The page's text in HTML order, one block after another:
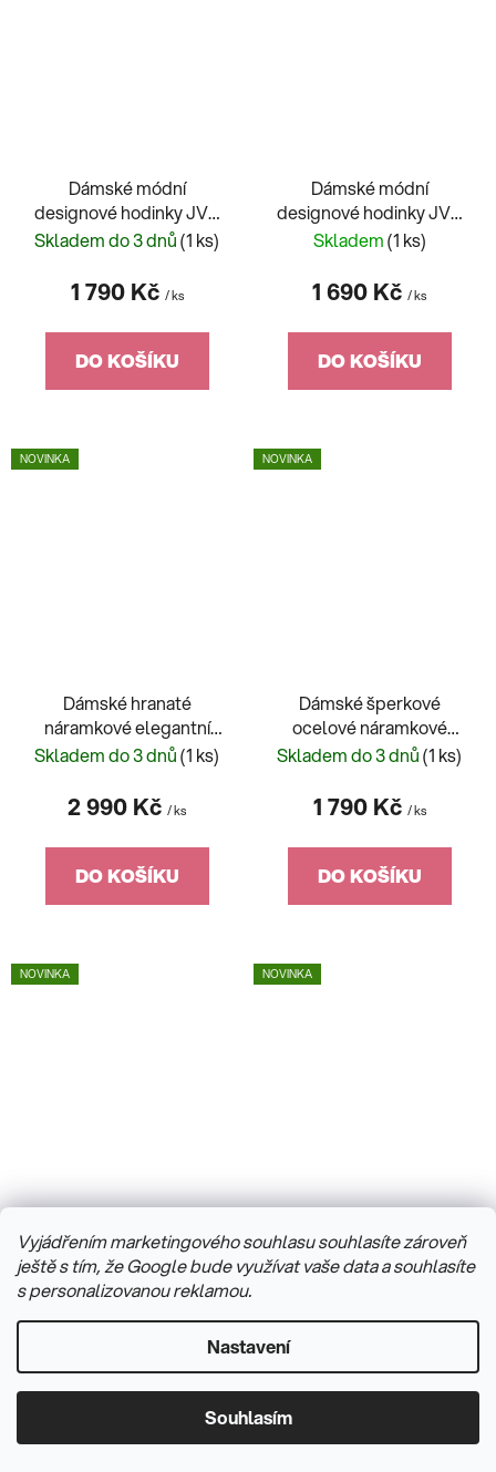
Vyjádřením marketingového souhlasu souhlasíte zároveň
ještě s tím, že Google bude využívat vaše data a souhlasíte
s personalizovanou reklamou.
Nastavení
Souhlasím
Dámské módní
designové hodinky JVD
JZ212.1
Skladem do 3 dnů(1 ks)
1 790 Kč / ks
DO KOŠÍKU
Dámské módní
designové hodinky JVD
JZ211.2
Skladem(1 ks)
1 690 Kč / ks
DO KOŠÍKU
NOVINKA
Dámské hranaté
náramkové elegantní
šperkové hodinky JVD
Skladem do 3 dnů(1 ks)
2 990 Kč / ks
DO KOŠÍKU
NOVINKA
Dámské šperkové
ocelové náramkové
hodinky se zirkony JVD
Skladem do 3 dnů(1 ks)
1 790 Kč / ks
DO KOŠÍKU
NOVINKA
ocelové náramkové
hodinky se zirkony JVD
J4199.2
Skladem do 3 dnů(1 ks)
1 790 Kč/ ks
DO KOŠÍKU
NOVINKA
ocelové náramkové
hodinky se zirkony JVD
Skladem(1 ks)
1 790 Kč/ ks
DO KOŠÍKU